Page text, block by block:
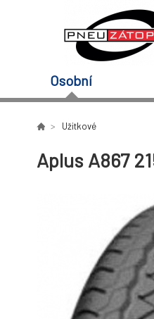
Osobní
Užitkové
Aplus A867